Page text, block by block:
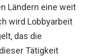
Ländern eine weit
wird Lobbyarbeit
das die
Tätigkeit